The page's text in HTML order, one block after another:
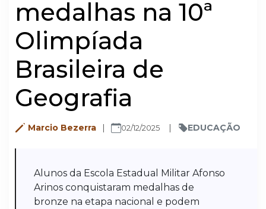
medalhas na 10ª
Olimpíada
Brasileira de
Geografia
Marcio Bezerra 02/12/2025 EDUCAÇÃO
Alunos da Escola Estadual Militar Afonso
Arinos conquistaram medalhas de
bronze na etapa nacional e podem